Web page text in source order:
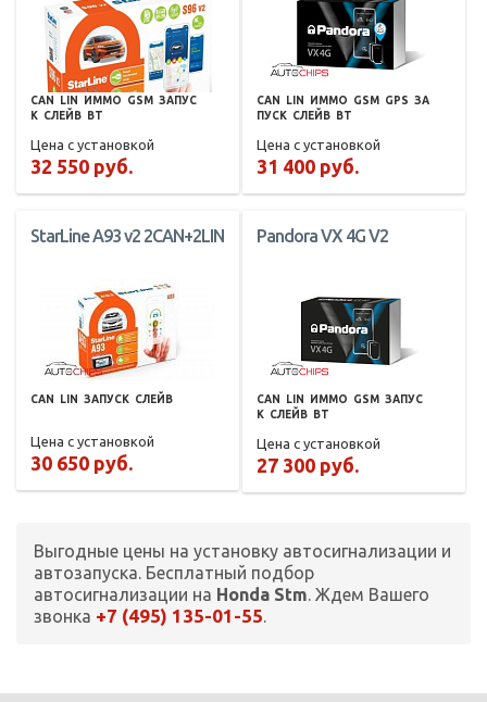
CAN LIN ИММО GSM ЗАПУС
К СЛЕЙВ BT
Цена с установкой
32 550 руб.
CAN LIN ИММО GSM GPS ЗА
ПУСК СЛЕЙВ BT
Цена с установкой
31 400 руб.
StarLine A93 v2 2CAN+2LIN
CAN LIN ЗАПУСК СЛЕЙВ
Цена с установкой
30 650 руб.
Pandora VX 4G V2
CAN LIN ИММО GSM ЗАПУС
К СЛЕЙВ BT
Цена с установкой
27 300 руб.
Выгодные цены на установку автосигнализации и
автозапуска. Бесплатный подбор
автосигнализации на Honda Stm. Ждем Вашего
звонка +7 (495) 135-01-55.